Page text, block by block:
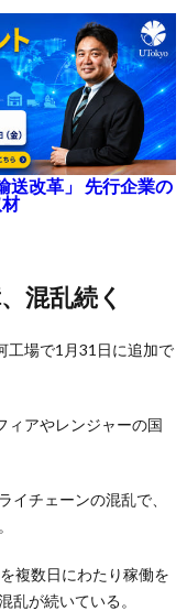
送改革」 先行企業の
混乱続く
工場で1月31日に追加で
ィアやレンジャーの国
イチェーンの混乱で、
複数日にわたり稼働を
乱が続いている。